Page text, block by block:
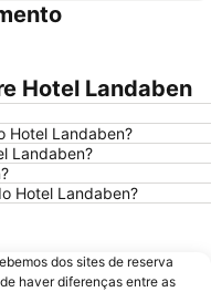
de Navarra
Hotel Landaben
Hotel Landaben?
Landaben?
Hotel Landaben?
dos sites de reserva
haver diferenças entre as